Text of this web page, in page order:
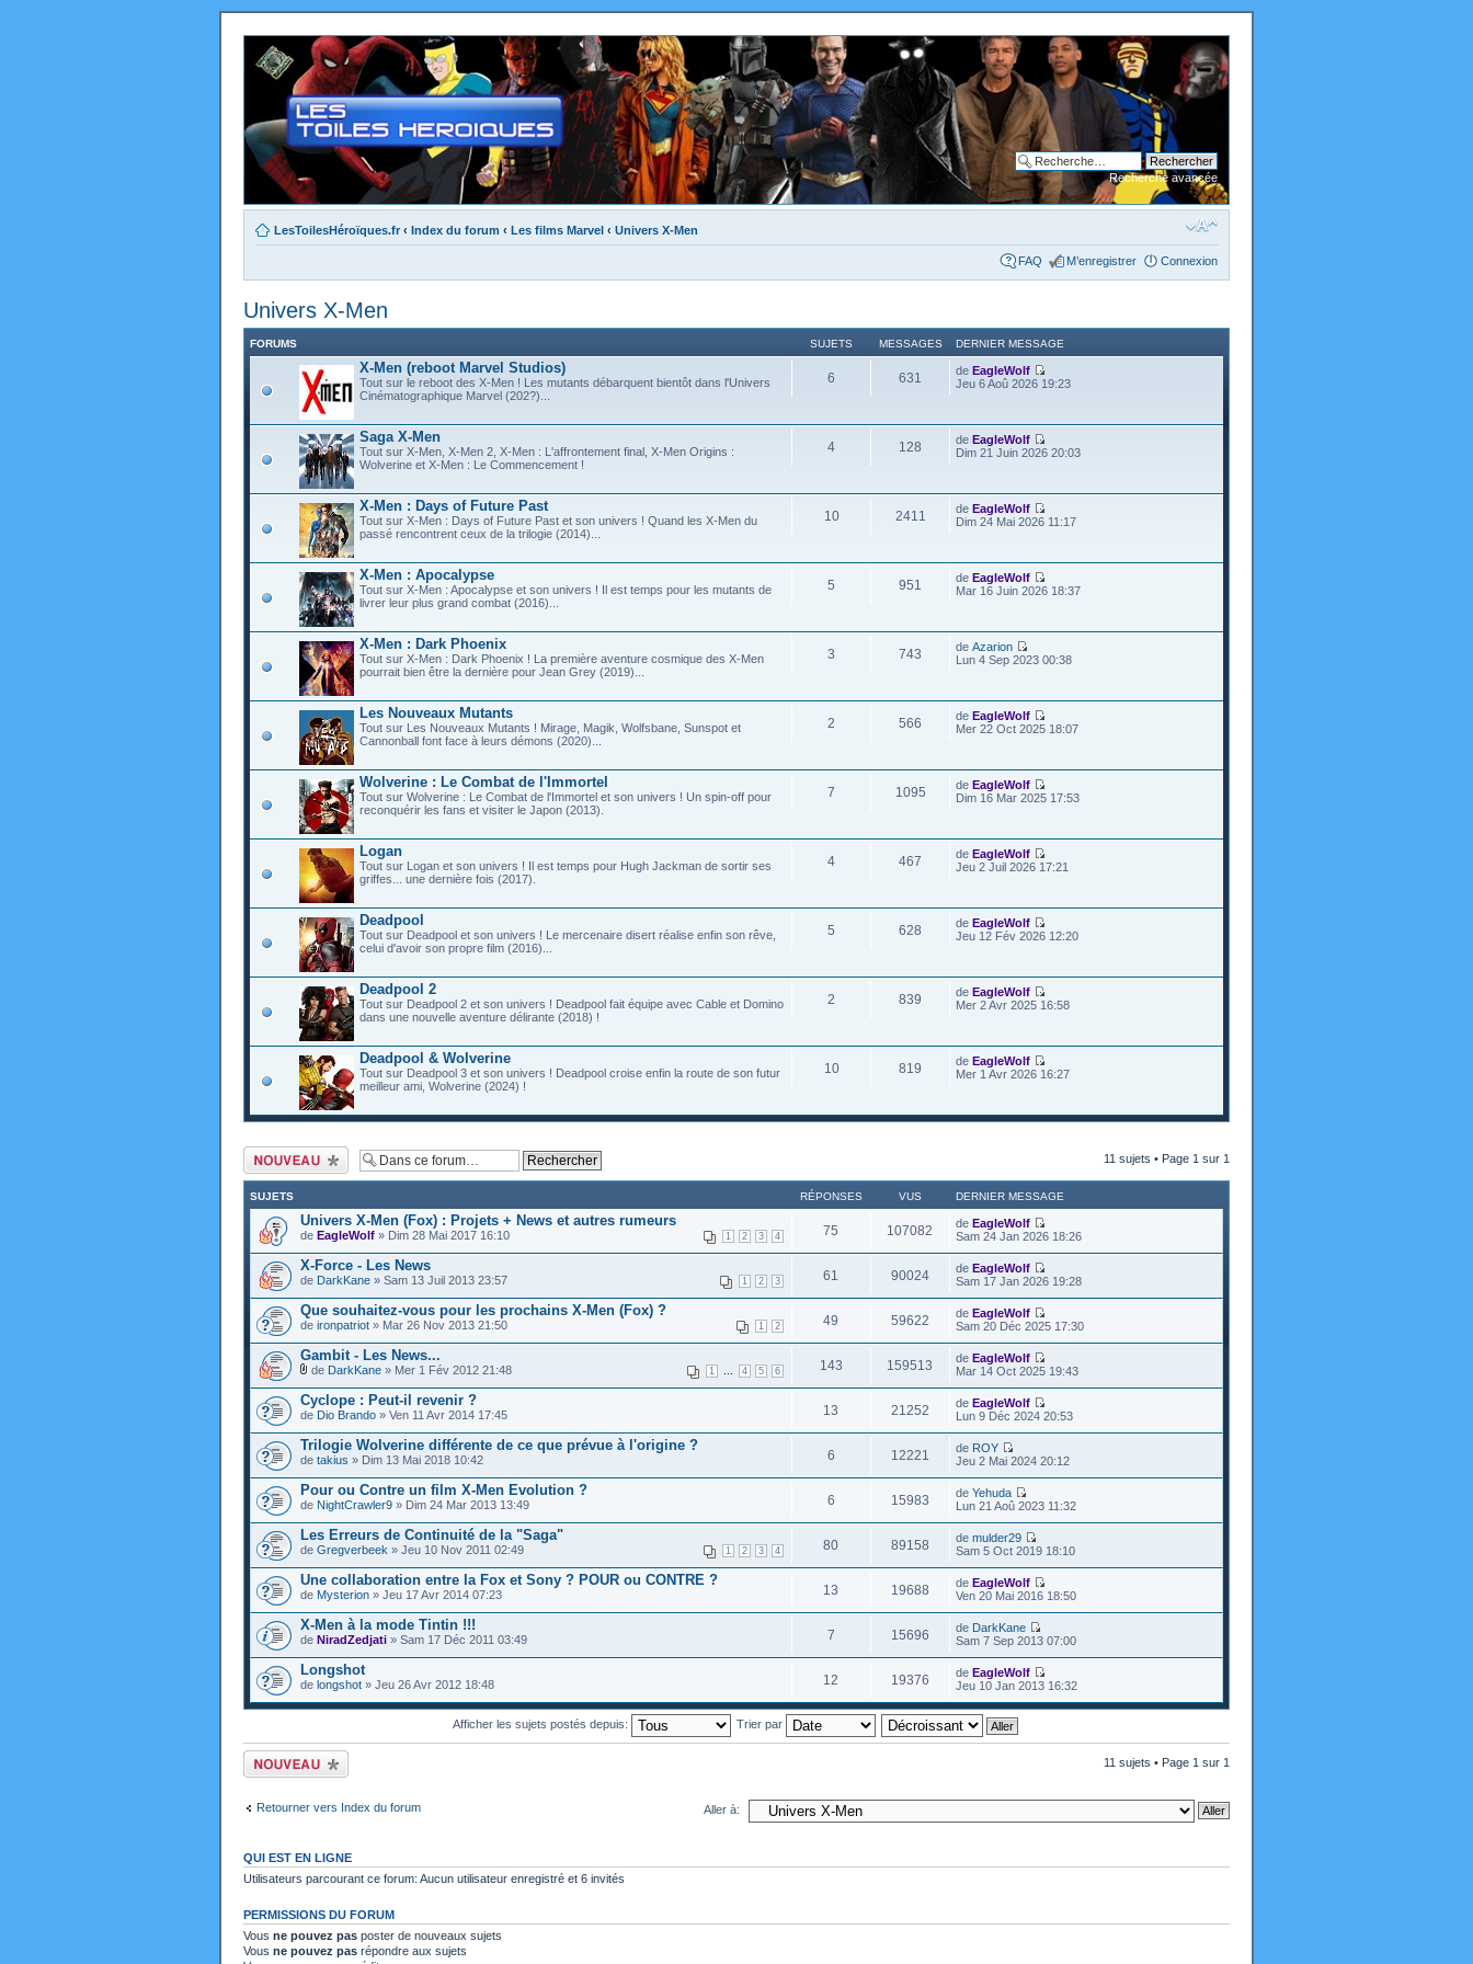
Recherche avancée
LesToilesHéroïques.fr ‹ Index du forum ‹ Les films Marvel ‹ Univers X-Men
FAQ M’enregistrer Connexion
Univers X-Men
FORUMS SUJETS MESSAGES DERNIER MESSAGE
X-Men (reboot Marvel Studios)
Tout sur le reboot des X-Men ! Les mutants débarquent bientôt dans l'Univers
Cinématographique Marvel (202?)...
6 631 deEagleWolf
Jeu 6 Aoû 2026 19:23
Saga X-Men
Tout sur X-Men, X-Men 2, X-Men : L'affrontement final, X-Men Origins :
Wolverine et X-Men : Le Commencement !
4 128 deEagleWolf
Dim 21 Juin 2026 20:03
X-Men : Days of Future Past
Tout sur X-Men : Days of Future Past et son univers ! Quand les X-Men du
passé rencontrent ceux de la trilogie (2014)...
10 2411 deEagleWolf
Dim 24 Mai 2026 11:17
X-Men : Apocalypse
Tout sur X-Men : Apocalypse et son univers ! Il est temps pour les mutants de
livrer leur plus grand combat (2016)...
5 951 deEagleWolf
Mar 16 Juin 2026 18:37
X-Men : Dark Phoenix
Tout sur X-Men : Dark Phoenix ! La première aventure cosmique des X-Men
pourrait bien être la dernière pour Jean Grey (2019)...
3 743 deAzarion
Lun 4 Sep 2023 00:38
Les Nouveaux Mutants
Tout sur Les Nouveaux Mutants ! Mirage, Magik, Wolfsbane, Sunspot et
Cannonball font face à leurs démons (2020)...
2 566 deEagleWolf
Mer 22 Oct 2025 18:07
Wolverine : Le Combat de l'Immortel
Tout sur Wolverine : Le Combat de l'Immortel et son univers ! Un spin-off pour
reconquérir les fans et visiter le Japon (2013).
7 1095 deEagleWolf
Dim 16 Mar 2025 17:53
Logan
Tout sur Logan et son univers ! Il est temps pour Hugh Jackman de sortir ses
griffes... une dernière fois (2017).
4 467 deEagleWolf
Jeu 2 Juil 2026 17:21
Deadpool
Tout sur Deadpool et son univers ! Le mercenaire disert réalise enfin son rêve,
celui d'avoir son propre film (2016)...
5 628 deEagleWolf
Jeu 12 Fév 2026 12:20
Deadpool 2
Tout sur Deadpool 2 et son univers ! Deadpool fait équipe avec Cable et Domino
dans une nouvelle aventure délirante (2018) !
2 839 deEagleWolf
Mer 2 Avr 2025 16:58
Deadpool & Wolverine
Tout sur Deadpool 3 et son univers ! Deadpool croise enfin la route de son futur
meilleur ami, Wolverine (2024) !
10 819 deEagleWolf
Mer 1 Avr 2026 16:27
Ecrire un nouveau
sujet
11 sujets • Page 1 sur 1
SUJETS RÉPONSES VUS DERNIER MESSAGE
Univers X-Men (Fox) : Projets + News et autres rumeurs
1 2 3 4
de EagleWolf » Dim 28 Mai 2017 16:10 75 107082 de EagleWolf
Sam 24 Jan 2026 18:26
X-Force - Les News
1 2 3
de DarkKane » Sam 13 Juil 2013 23:57 61 90024 de EagleWolf
Sam 17 Jan 2026 19:28
Que souhaitez-vous pour les prochains X-Men (Fox) ?
1 2
de ironpatriot » Mar 26 Nov 2013 21:50 49 59622 de EagleWolf
Sam 20 Déc 2025 17:30
Gambit - Les News...
1 4 5 6
de DarkKane » Mer 1 Fév 2012 21:48 143 159513 de EagleWolf
Mar 14 Oct 2025 19:43
Cyclope : Peut-il revenir ?
de Dio Brando » Ven 11 Avr 2014 17:45 13 21252 de EagleWolf
Lun 9 Déc 2024 20:53
Trilogie Wolverine différente de ce que prévue à l'origine ?
de takius » Dim 13 Mai 2018 10:42 6 12221 de ROY
Jeu 2 Mai 2024 20:12
Pour ou Contre un film X-Men Evolution ?
de NightCrawler9 » Dim 24 Mar 2013 13:49 6 15983 de Yehuda
Lun 21 Aoû 2023 11:32
Les Erreurs de Continuité de la "Saga"
1 2 3 4
de Gregverbeek » Jeu 10 Nov 2011 02:49 80 89158 de mulder29
Sam 5 Oct 2019 18:10
Une collaboration entre la Fox et Sony ? POUR ou CONTRE ?
de Mysterion » Jeu 17 Avr 2014 07:23 13 19688 de EagleWolf
Ven 20 Mai 2016 18:50
X-Men à la mode Tintin !!!
de NiradZedjati » Sam 17 Déc 2011 03:49 7 15696 de DarkKane
Sam 7 Sep 2013 07:00
Longshot
de longshot » Jeu 26 Avr 2012 18:48 12 19376 de EagleWolf
Jeu 10 Jan 2013 16:32
Afficher les sujets postés depuis: Trier par
Ecrire un nouveau
sujet
11 sujets • Page 1 sur 1
Retourner vers Index du forum Aller à:
QUI EST EN LIGNE
Utilisateurs parcourant ce forum: Aucun utilisateur enregistré et 6 invités
PERMISSIONS DU FORUM
Vous ne pouvez pas poster de nouveaux sujets
Vous ne pouvez pas répondre aux sujets